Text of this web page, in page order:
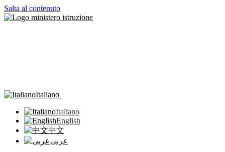
Salta al contenuto
Italiano
Italiano
English
中文
عربى